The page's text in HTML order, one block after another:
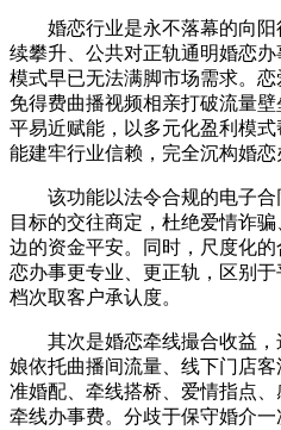
婚恋行业是永不落幕的向阳
续攀升、公共对正轨通明婚恋
模式早已无法满脚市场需求。恋
免得费曲播视频相亲打破流量
平易近赋能，以多元化盈利模
能建牢行业信赖，完全沉构婚恋
该功能以法令合规的电子合
目标的交往商定，杜绝爱情诈
边的资金平安。同时，尺度化
恋办事更专业、更正轨，区别
档次取客户承认度。
其次是婚恋牵线撮合收益，
娘依托曲播间流量、线下门店
准婚配、牵线搭桥、爱情指点
牵线办事费。分歧于保守婚介